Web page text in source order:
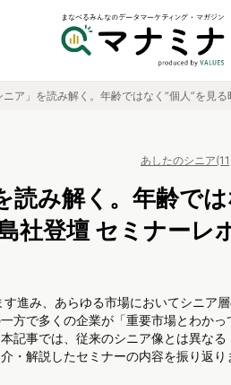
ニア」を読み解く。年齢ではなく“個人”を見
あしたのシニア
読み解く。年齢で
社登壇 セミナーレ
進み、あらゆる市場においてシニア
方で多くの企業が「重要市場とわかっ
記事では、従来のシニア像とは異なる
・解説したセミナーの内容を振り返り